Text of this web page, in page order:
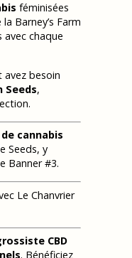
féminisées
Barney’s Farm
avec chaque
avez besoin
Seeds,
cannabis
Seeds, y
Banner #3.
Le Chanvrier
CBD
. Bénéficiez